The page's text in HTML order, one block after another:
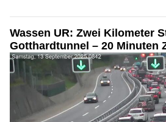
Wassen UR: Zwei Kilometer
Gotthardtunnel – 20 Minuten